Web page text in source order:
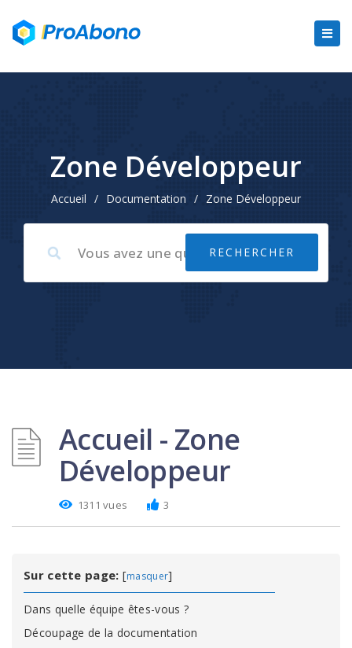
Zone Développeur
Accueil / Documentation / Zone Développeur
Accueil - Zone
Développeur
1311 vues 3
Sur cette page: [masquer]
Dans quelle équipe êtes-vous ?
Découpage de la documentation